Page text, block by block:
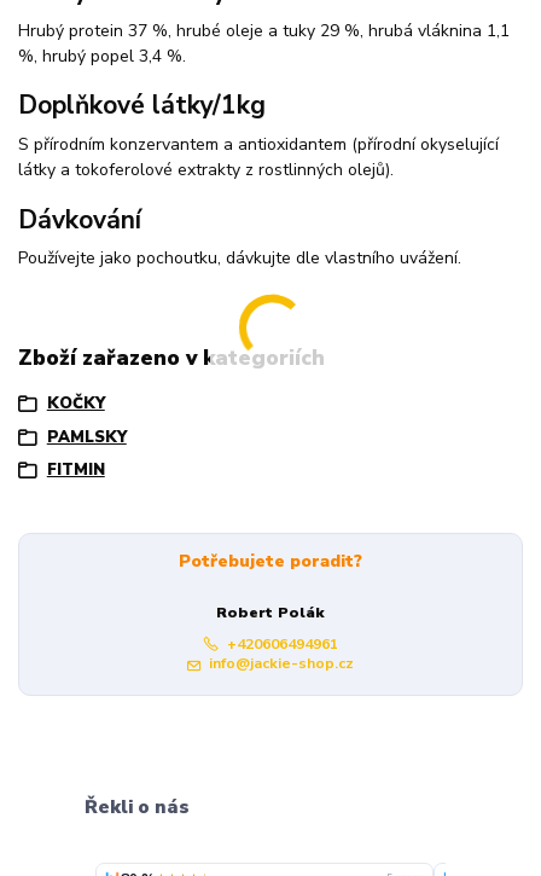
Hrubý protein 37 %, hrubé oleje a tuky 29 %, hrubá vláknina 1,1
%, hrubý popel 3,4 %.
Doplňkové látky/1kg
S přírodním konzervantem a antioxidantem (přírodní okyselující
látky a tokoferolové extrakty z rostlinných olejů).
Dávkování
Používejte jako pochoutku, dávkujte dle vlastního uvážení.
Zboží zařazeno v kategoriích
KOČKY
PAMLSKY
FITMIN
Potřebujete poradit?
Robert Polák
+420606494961
info@jackie-shop.cz
Řekli o nás